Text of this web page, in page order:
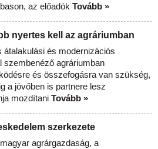
az előadók Tovább »
nyertes kell az agráriumban
átalakulási és modernizációs
szembenéző agráriumban
és összefogásra van szükség,
a jövőben is partnere lesz
mozdítani Tovább »
szerkezete
agrárgazdaság, a